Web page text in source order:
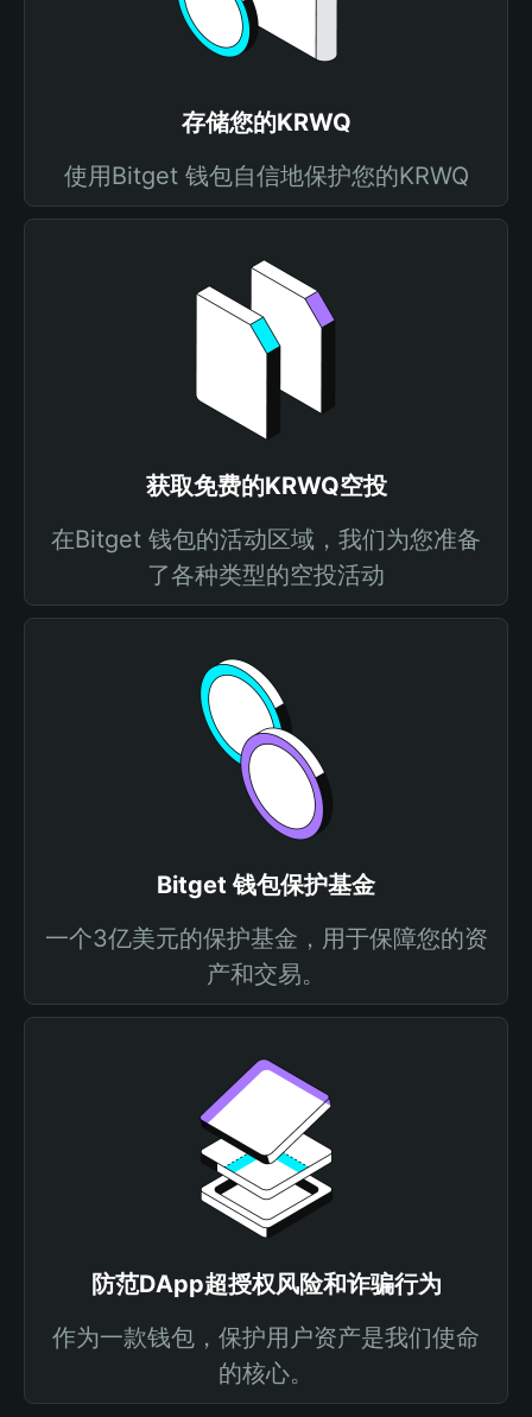
存储您的KRWQ
使用Bitget 钱包自信地保护您的KRWQ
获取免费的KRWQ空投
在Bitget 钱包的活动区域，我们为您准备
了各种类型的空投活动
Bitget 钱包保护基金
一个3亿美元的保护基金，用于保障您的资
产和交易。
防范DApp超授权风险和诈骗行为
作为一款钱包，保护用户资产是我们使命
的核心。